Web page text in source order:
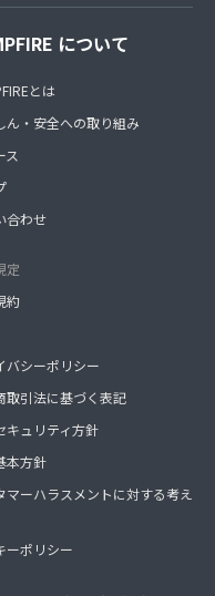
について
とは
ん・安全への取り組み
ス
合わせ
定
約
バシーポリシー
取引法に基づく表記
キュリティ方針
本方針
マーハラスメントに対する考え
ーポリシー